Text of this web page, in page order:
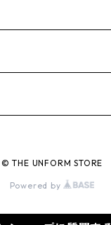
© THE UNFORM STORE
Powered by